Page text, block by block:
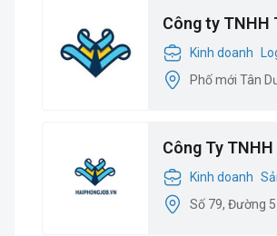
Công ty TNHH
Kinh doanh
Phố mới Tân
Công Ty
Kinh doanh
Số 79, Đường